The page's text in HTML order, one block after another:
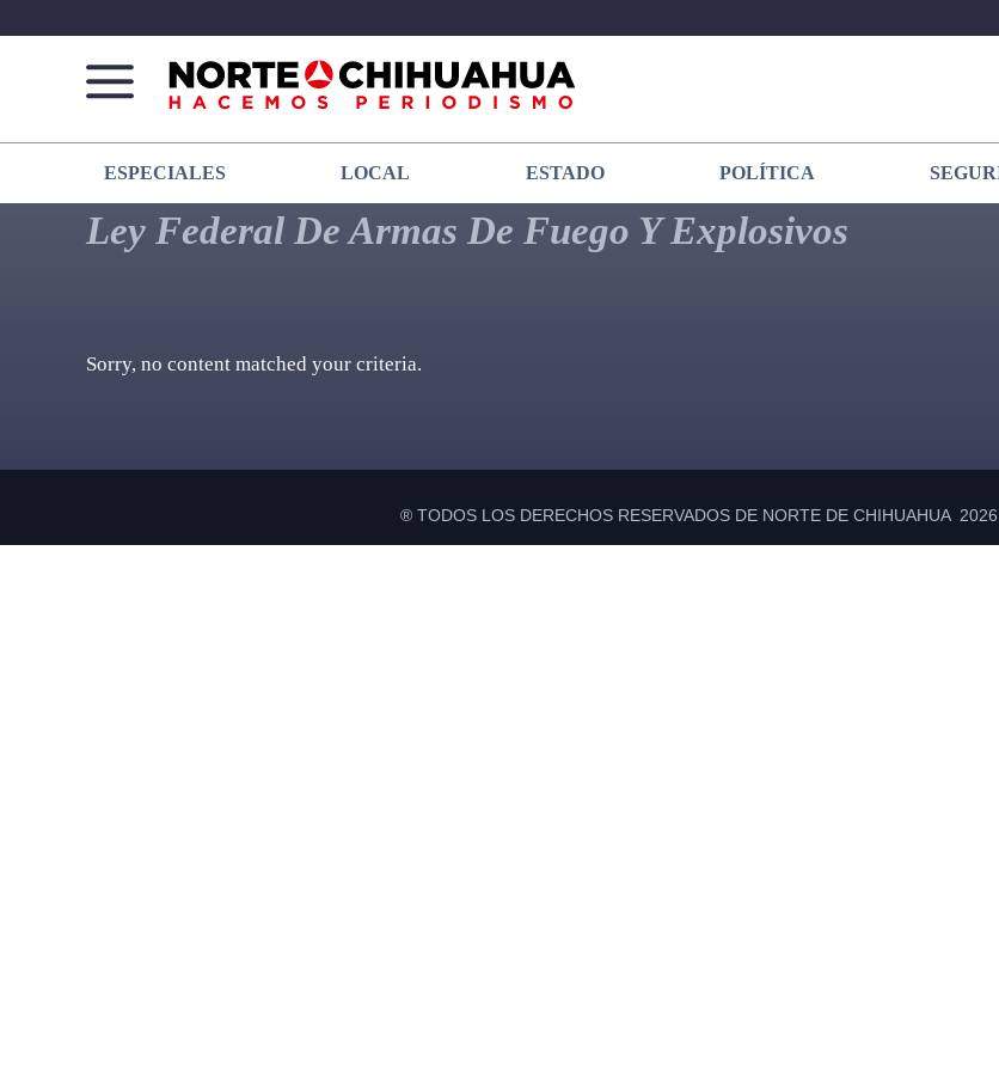
Norte
De
Chihuahua
Más
que
noticias,
hacemos periodismo
ESPECIALES LOCAL ESTADO POLÍTICA
Ley Federal De Armas De Fuego Y Explosivos
Sorry, no content matched your criteria.
® TODOS LOS DERECHOS RESERVADOS DE NORTE DE CHIHUAHUA